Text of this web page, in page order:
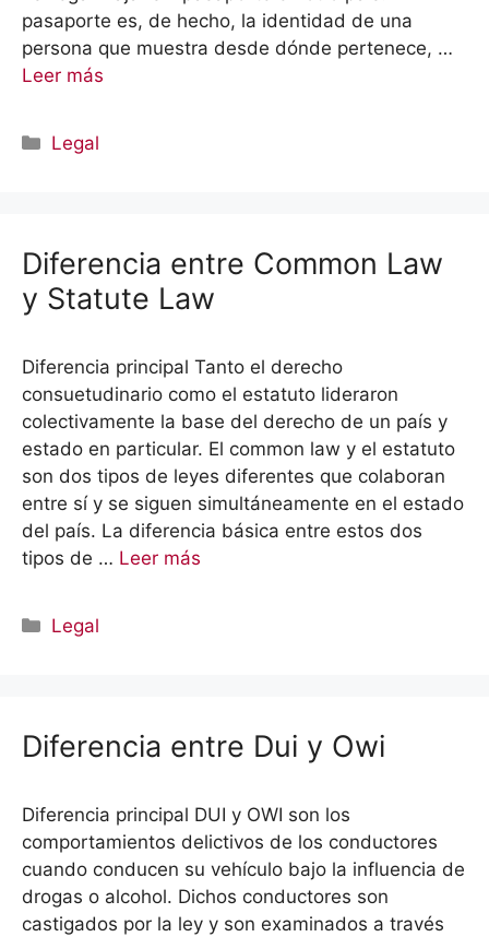
pasaporte es, de hecho, la identidad de una
persona que muestra desde dónde pertenece, …
Leer más
Categorías
Legal
Diferencia entre Common Law
y Statute Law
Diferencia principal Tanto el derecho
consuetudinario como el estatuto lideraron
colectivamente la base del derecho de un país y
estado en particular. El common law y el estatuto
son dos tipos de leyes diferentes que colaboran
entre sí y se siguen simultáneamente en el estado
del país. La diferencia básica entre estos dos
tipos de … Leer más
Categorías
Legal
Diferencia entre Dui y Owi
Diferencia principal DUI y OWI son los
comportamientos delictivos de los conductores
cuando conducen su vehículo bajo la influencia de
drogas o alcohol. Dichos conductores son
castigados por la ley y son examinados a través